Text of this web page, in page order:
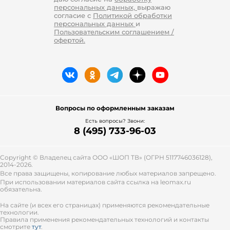
изделие из непромокаемой,
ветрозащитной ткани с
небольшим количеством
наполнителя.
практичны и удобны в носке. Это —
шерсть, кашемир, хлопок, вискоза,
Благодаря составу из смешанного
полотна такие модели стоят недорого.
Демисезонные пальто могут быть как
стильными узорами.
Зимнее пальто рассчитано на погоду от
-5 и ниже. Они легкие, теплые,
неприхотливые в уходе. Это:
С утеплителем — оно может быть
натуральным мехом норки, лисы
персональных данных, выражаю
согласие с Политикой обработки
персональных данных и
Пользовательским соглашением /
офертой.
Вопросы по оформленным заказам
Есть вопросы? Звони:
8 (495) 733-96-03
Copyright © Владелец сайта ООО «ШОП ТВ» (ОГРН 5117746036128),
2014-2026.
Все права защищены, копирование любых материалов запрещено.
При использовании материалов сайта ссылка на leomax.ru
обязательна.
На сайте (и всех его страницах) применяются рекомендательные
технологии.
Правила применения рекомендательных технологий и контакты
смотрите тут.